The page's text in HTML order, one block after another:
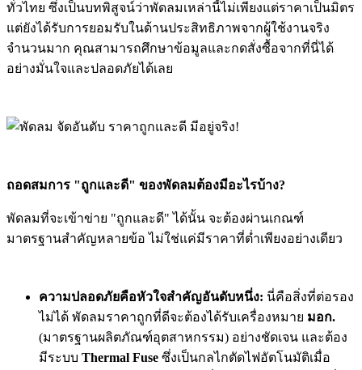
ทั่วไทย ซึ่งเป็นบทพิสูจน์ว่าพัดลมเหล่านี้ไม่เพียงแต่ราคาเป็นมิตร
แต่ยังได้รับการยอมรับในด้านประสิทธิภาพจากผู้ใช้งานจริง
จำนวนมาก คุณสามารถศึกษาข้อมูลและกดสั่งซื้อจากที่นี่ได้
อย่างมั่นใจและปลอดภัยได้เลย
ถอดสมการ "ถูกและดี" ของพัดลมต้องมีอะไรบ้าง?
พัดลมที่จะเข้าข่าย "ถูกและดี" ได้นั้น จะต้องผ่านเกณฑ์
มาตรฐานสำคัญหลายข้อ ไม่ใช่แค่มีราคาที่ต่ำเพียงอย่างเดียว
ความปลอดภัยคือหัวใจสำคัญอันดับหนึ่ง: นี่คือสิ่งที่ต่อรอง
ไม่ได้ พัดลมราคาถูกที่ดีจะต้องได้รับเครื่องหมาย มอก.
(มาตรฐานผลิตภัณฑ์อุตสาหกรรม) อย่างชัดเจน และต้อง
มีระบบ Thermal Fuse ซึ่งเป็นกลไกตัดไฟอัตโนมัติเมื่อ